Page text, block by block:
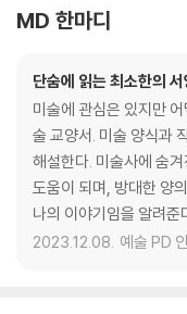
MD 한마디
단숨에 읽는 최소한의
미술에 관심은 있지만
술 교양서. 미술 양식과
해설한다. 미술사에 숨
도움이 되며, 방대한 양
나의 이야기임을 알려준
2023.12.08. 예술 PD